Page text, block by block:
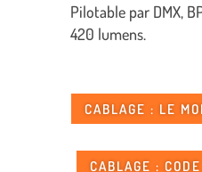
Pilotable par DMX,
420 lumens.
CABLAGE : LE
CABLAGE :